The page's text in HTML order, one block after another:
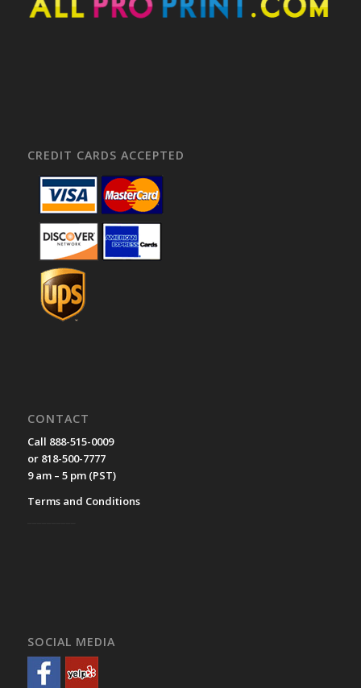
CREDIT CARDS ACCEPTED
CONTACT
Call 888-515-0009
or 818-500-7777
9 am – 5 pm (PST)
Terms and Conditions
SOCIAL MEDIA